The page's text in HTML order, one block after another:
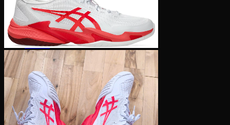
Dior
Gucci
Saint Laurent
Bottega Veneta
Versace
Fendi
Ray Ban
Gucci
Champion
Coach
Fendi
Balenciaga
Adidas